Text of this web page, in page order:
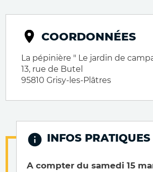
COORDONNÉES
La pépinière " Le jardin de
13, rue de Butel
95810 Grisy-les-Plâtres
INFOS PRATIQUES
A compter du samedi 15